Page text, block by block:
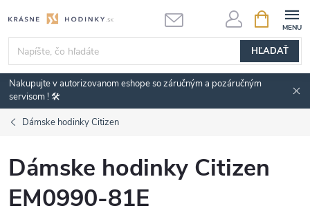
na
obsah
HĽADAŤ
KOŠÍK
Nakupujte v autorizovanom eshope so záručným a pozáručným
servisom ! 🛠️
Dámske hodinky Citizen
Dámske hodinky Citizen
EM0990-81E